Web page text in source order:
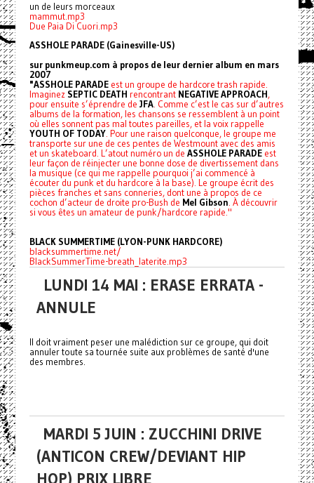
un de leurs morceaux
mammut.mp3
Due Paia Di Cuori.mp3
ASSHOLE PARADE (Gainesville-US)
sur punkmeup.com à propos de leur dernier album en mars
2007
"ASSHOLE PARADEest un groupe de hardcore trash rapide.
Imaginez SEPTIC DEATH rencontrant NEGATIVE APPROACH,
pour ensuite s’éprendre de JFA. Comme c’est le cas sur d’autres
albums de la formation, les chansons se ressemblent à un point
où elles sonnent pas mal toutes pareilles, et la voix rappelle
YOUTH OF TODAY. Pour une raison quelconque, le groupe me
transporte sur une de ces pentes de Westmount avec des amis
et un skateboard. L’atout numéro un de ASSHOLE PARADEest
leur façon de réinjecter une bonne dose de divertissement dans
la musique (ce qui me rappelle pourquoi j’ai commencé à
écouter du punk et du hardcore à la base). Le groupe écrit des
pièces franches et sans conneries, dont une à propos de ce
cochon d’acteur de droite pro-Bush de Mel Gibson. À découvrir
si vous êtes un amateur de punk/hardcore rapide."
BLACK SUMMERTIME (LYON-PUNK HARDCORE)
blacksummertime.net/
BlackSummerTime-breath_laterite.mp3
LUNDI 14 MAI : ERASE ERRATA -
ANNULE
Il doit vraiment peser une malédiction sur ce groupe, qui doit
annuler toute sa tournée suite aux problèmes de santé d'une
des membres.
MARDI 5 JUIN : ZUCCHINI DRIVE
(ANTICON CREW/DEVIANT HIP
HOP) PRIX LIBRE